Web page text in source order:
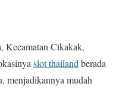
Kecamatan Cikakak,
slot thailand berada
menjadikannya mudah